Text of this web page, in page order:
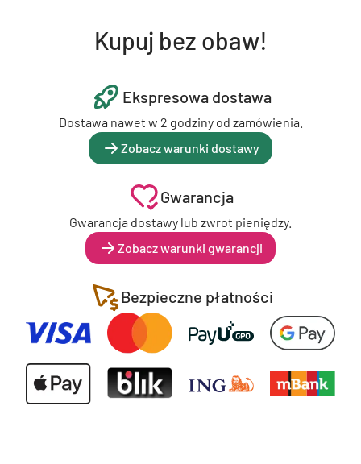
Kupuj bez obaw!
Ekspresowa dostawa
Dostawa nawet w 2 godziny od zamówienia.
Zobacz warunki dostawy
Gwarancja
Gwarancja dostawy lub zwrot pieniędzy.
Zobacz warunki gwarancji
Bezpieczne płatności